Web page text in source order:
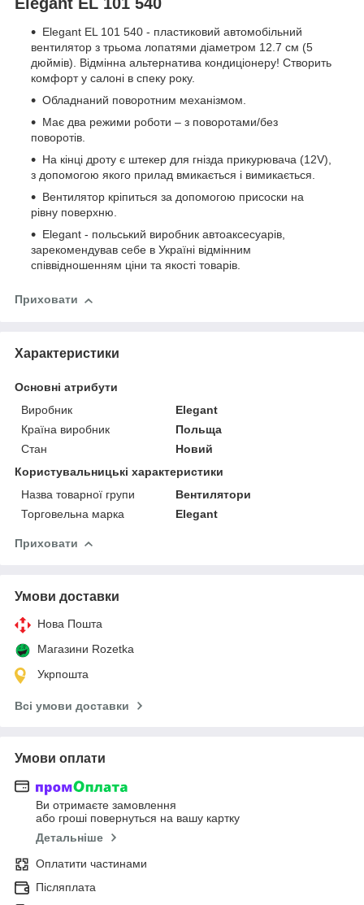
Elegant EL 101 540 - пластиковий автомобільний
вентилятор з трьома лопатями діаметром 12.7 см (5
дюймів). Відмінна альтернатива кондиціонеру! Створить
комфорт у салоні в спеку року.
Обладнаний поворотним механізмом.
Має два режими роботи – з поворотами/без
поворотів.
На кінці дроту є штекер для гнізда прикурювача (12V),
з допомогою якого прилад вмикається і вимикається.
Вентилятор кріпиться за допомогою присоски на
рівну поверхню.
Elegant - польський виробник автоаксесуарів,
зарекомендував себе в Україні відмінним
співвідношенням ціни та якості товарів.
Приховати
Характеристики
Основні атрибути
Виробник
Elegant
Країна виробник
Польща
Стан
Новий
Користувальницькі характеристики
Назва товарної групи
Вентилятори
Торговельна марка
Elegant
Приховати
Умови доставки
Нова Пошта
Магазини Rozetka
Укрпошта
Всі умови доставки
Умови оплати
Ви отримаєте замовлення
або гроші повернуться на вашу картку
Детальніше
Оплатити частинами
Післяплата